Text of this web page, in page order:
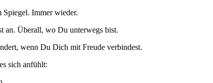
Immer wieder.
an. Überall, wo Du unterwegs bist.
wenn Du Dich mit Freude verbindest.
sich anfühlt: